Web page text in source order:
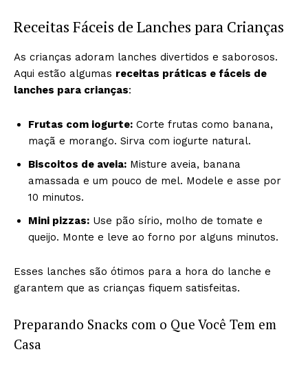
Receitas Fáceis de Lanches para Crianças
As crianças adoram lanches divertidos e saborosos.
Aqui estão algumas receitas práticas e fáceis de
lanches para crianças:
Frutas com iogurte: Corte frutas como banana,
maçã e morango. Sirva com iogurte natural.
Biscoitos de aveia: Misture aveia, banana
amassada e um pouco de mel. Modele e asse por
10 minutos.
Mini pizzas: Use pão sírio, molho de tomate e
queijo. Monte e leve ao forno por alguns minutos.
Esses lanches são ótimos para a hora do lanche e
garantem que as crianças fiquem satisfeitas.
Preparando Snacks com o Que Você Tem em
Casa